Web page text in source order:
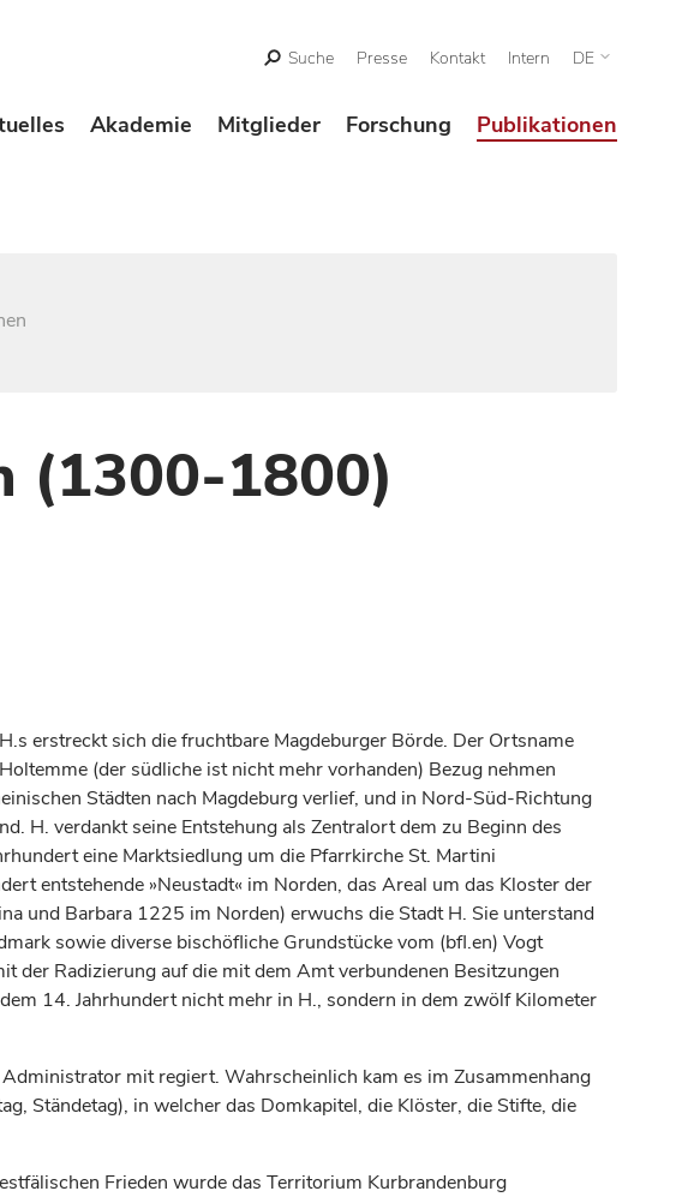
Suche Presse Kontakt Intern DE
Akademie Mitglieder Forschung Publikationen
(1300-1800)
erstreckt sich die fruchtbare Magdeburger Börde. Der Ortsname
(der südliche ist nicht mehr vorhanden) Bezug nehmen
Städten nach Magdeburgverlief, und in Nord-Süd-Richtung
H. verdankt seine Entstehung als Zentralort dem zu Beginn des
eine Marktsiedlung um die Pfarrkirche St. Martini
entstehende »Neustadt« im Norden, das Areal um das Kloster der
und Barbara 1225 im Norden) erwuchs die Stadt H. Sie unterstand
sowie diverse bischöfliche Grundstücke vom (bfl.en) Vogt
der Radizierung auf die mit dem Amt verbundenen Besitzungen
14. Jahrhundertnicht mehr in H., sondern in dem zwölf Kilometer
Administrator mit regiert. Wahrscheinlich kam es im Zusammenhang
Ständetag), in welcher das Domkapitel, die Klöster, die Stifte, die
Frieden wurde das Territorium Kurbrandenburg